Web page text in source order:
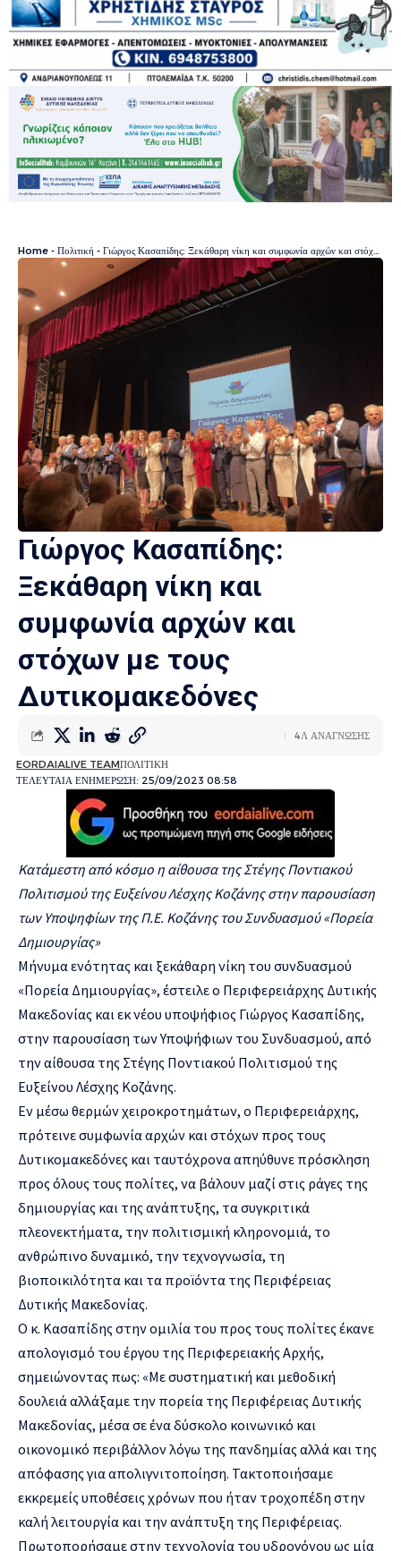
Home - Πολιτική - Γιώργος Κασαπίδης: Ξεκάθαρη νίκη και συμφωνία αρχών και στόχων με τους Δυτικομακεδόνες
Γιώργος Κασαπίδης:
Ξεκάθαρη νίκη και
συμφωνία αρχών και
στόχων με τους
Δυτικομακεδόνες
ΤΕΛΕΥΤΑΙΑ ΕΝΗΜΕΡΩΣΗ: 25/09/2023 08:58
EORDAIALIVE TEAMΠΟΛΙΤΙΚΗ
4Λ ΑΝΑΓΝΩΣΗΣ
Κατάμεστη από κόσμο η αίθουσα της Στέγης Ποντιακού
Πολιτισμού της Ευξείνου Λέσχης Κοζάνης στην παρουσίαση
των Υποψηφίων της Π.Ε. Κοζάνης του Συνδυασμού «Πορεία
Δημιουργίας»
Μήνυμα ενότητας και ξεκάθαρη νίκη του συνδυασμού
«Πορεία Δημιουργίας», έστειλε ο Περιφερειάρχης Δυτικής
Μακεδονίας και εκ νέου υποψήφιος Γιώργος Κασαπίδης,
στην παρουσίαση των Υποψήφιων του Συνδυασμού, από
την αίθουσα της Στέγης Ποντιακού Πολιτισμού της
Ευξείνου Λέσχης Κοζάνης.
Εν μέσω θερμών χειροκροτημάτων, ο Περιφερειάρχης,
πρότεινε συμφωνία αρχών και στόχων προς τους
Δυτικομακεδόνες και ταυτόχρονα απηύθυνε πρόσκληση
προς όλους τους πολίτες, να βάλουν μαζί στις ράγες της
δημιουργίας και της ανάπτυξης, τα συγκριτικά
πλεονεκτήματα, την πολιτισμική κληρονομιά, το
ανθρώπινο δυναμικό, την τεχνογνωσία, τη
βιοποικιλότητα και τα προϊόντα της Περιφέρειας
Δυτικής Μακεδονίας.
Ο κ. Κασαπίδης στην ομιλία του προς τους πολίτες έκανε
απολογισμό του έργου της Περιφερειακής Αρχής,
σημειώνοντας πως: «Με συστηματική και μεθοδική
δουλειά αλλάξαμε την πορεία της Περιφέρειας Δυτικής
Μακεδονίας, μέσα σε ένα δύσκολο κοινωνικό και
οικονομικό περιβάλλον λόγω της πανδημίας αλλά και της
απόφασης για απολιγνιτοποίηση. Τακτοποιήσαμε
εκκρεμείς υποθέσεις χρόνων που ήταν τροχοπέδη στην
καλή λειτουργία και την ανάπτυξη της Περιφέρειας.
Πρωτοπορήσαμε στην τεχνολογία του υδρογόνου ως μία